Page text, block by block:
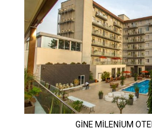
GİNE MİLENİUM